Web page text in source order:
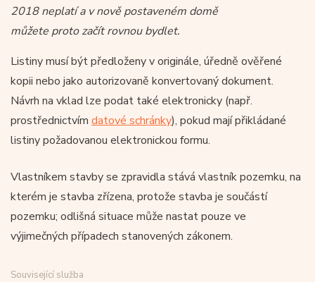
2018 neplatí a v nově postaveném domě
můžete proto začít rovnou bydlet.
Listiny musí být předloženy v originále, úředně ověřené
kopii nebo jako autorizovaně konvertovaný dokument.
Návrh na vklad lze podat také elektronicky (např.
prostřednictvím datové schránky), pokud mají přikládané
listiny požadovanou elektronickou formu.
Vlastníkem stavby se zpravidla stává vlastník pozemku, na
kterém je stavba zřízena, protože stavba je součástí
pozemku; odlišná situace může nastat pouze ve
výjimečných případech stanovených zákonem.
Související služba